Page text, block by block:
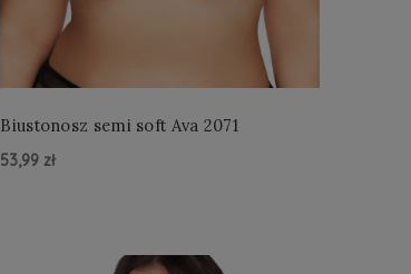
Biustonosz semi soft Ava 2071
53,99 zł